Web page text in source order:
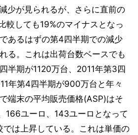
少が見られるが、さらに直前の
較しても19%のマイナスとなっ
あるはずの第4四半期での減少
る。これは出荷台数ベースでも
半期が1120万台、2011年第3四
年第4四半期が900万台と年々
端末の平均販売価格(ASP)はそ
166ユーロ、143ユーロとなって
では上昇している。これは単価の